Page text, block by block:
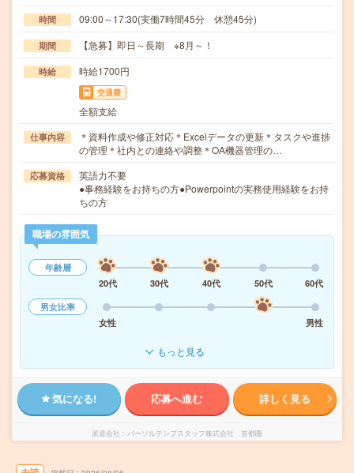
時間 09:00～17:30(実働7時間45分 休憩45分)
期間 【急募】即日～長期 ※8月～！
時給 時給1700円
交通費
全額支給
仕事内容
＊資料作成や修正対応＊Excelデータの更新＊タスクや進捗
の管理＊社内との連絡や調整＊OA機器管理の…
応募資格
英語力不要
●事務経験をお持ちの方●Powerpointの実務使用経験をお持
ちの方
職場の雰囲気
年齢層
20代
30代 40代 50代
60代
男女比率
女性
男性
もっと見る
気になる! 応募へ進む 詳しく見る
派遣会社 パーソルテンプスタッフ株式会社 首都圏